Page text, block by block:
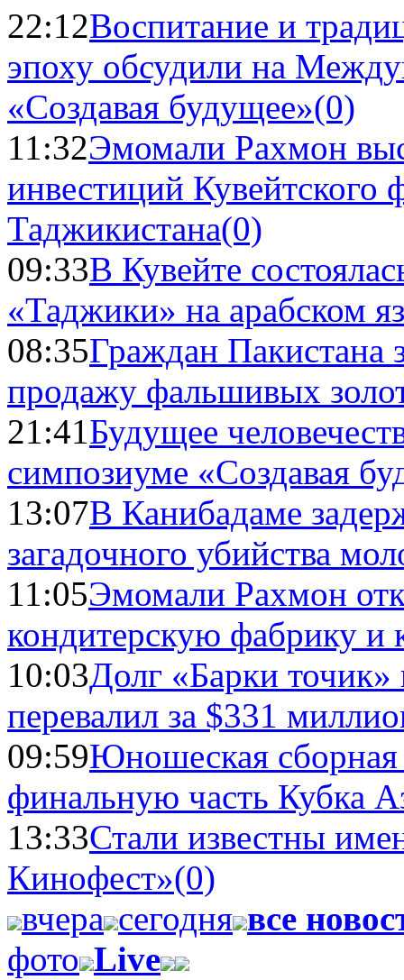
22:12Воспитание и
эпоху обсудили на
«Создавая будущее»(0)
11:32Эмомали Рахмон
инвестиций Кувейтского
Таджикистана(0)
09:33В Кувейте
«Таджики» на арабском
08:35Граждан Пакистана
продажу фальшивых
21:41Будущее
симпозиуме «Создавая
13:07В Канибадаме
загадочного убийства
11:05Эмомали Рахмон
кондитерскую фабрику и
10:03Долг «Барки
перевалил за $331
09:59Юношеская
финальную часть Кубка
13:33Стали известны
Кинофест»(0)
вчера сегодня все
фото Live